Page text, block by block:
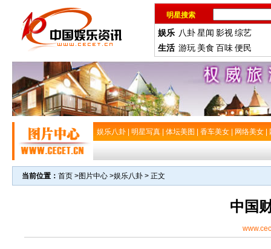
明星搜索
娱乐 八卦星闻 影视综艺
生活 游玩 美食 百味便民
娱乐八卦 明星写真 体坛美图 香车美女 网络美女
当前位置： 首页 >图片中心 >娱乐八卦 > 正文
中国